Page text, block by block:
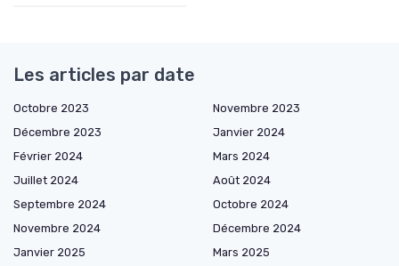
Les articles par date
Octobre 2023
Novembre 2023
Décembre 2023
Janvier 2024
Février 2024
Mars 2024
Juillet 2024
Août 2024
Septembre 2024
Octobre 2024
Novembre 2024
Décembre 2024
Janvier 2025
Mars 2025